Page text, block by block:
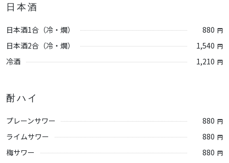
日本酒
日本酒1合（冷・燗） 880 円
日本酒2合（冷・燗） 1,540 円
冷酒 1,210 円
酎ハイ
プレーンサワー 880 円
ライムサワー 880 円
梅サワー 880 円